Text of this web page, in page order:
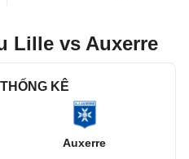
Lille vs Auxerre
KÊ
Auxerre